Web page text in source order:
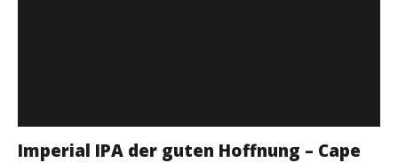
Imperial IPA der guten Hoffnung – Cape